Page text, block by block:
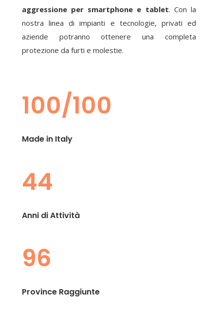
aggressione per smartphone e tablet. Con la
nostra linea di impianti e tecnologie, privati ed
aziende potranno ottenere una completa
protezione da furti e molestie.
100/100
Made in Italy
44
Anni di Attività
96
Province Raggiunte